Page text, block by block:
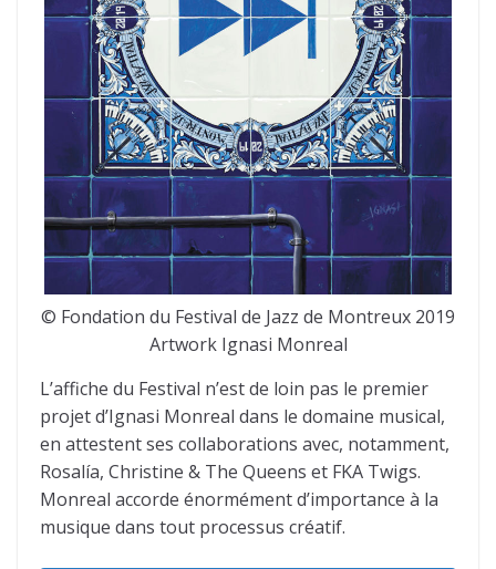
© Fondation du Festival de Jazz de Montreux 2019
Artwork Ignasi Monreal
L’affiche du Festival n’est de loin pas le premier
projet d’Ignasi Monreal dans le domaine musical,
en attestent ses collaborations avec, notamment,
Rosalía, Christine & The Queens et FKA Twigs.
Monreal accorde énormément d’importance à la
musique dans tout processus créatif.